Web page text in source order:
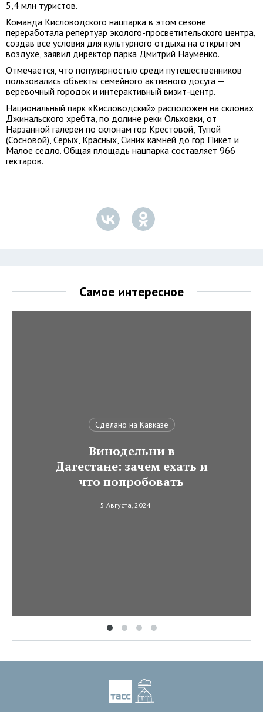
5,4 млн туристов.
Команда Кисловодского нацпарка в этом сезоне
переработала репертуар эколого-просветительского центра,
создав все условия для культурного отдыха на открытом
воздухе, заявил директор парка Дмитрий Науменко.
Отмечается, что популярностью среди путешественников
пользовались объекты семейного активного досуга —
веревочный городок и интерактивный визит-центр.
Национальный парк «Кисловодский» расположен на склонах
Джинальского хребта, по долине реки Ольховки, от
Нарзанной галереи по склонам гор Крестовой, Тупой
(Сосновой), Серых, Красных, Синих камней до гор Пикет и
Малое седло. Общая площадь нацпарка составляет 966
гектаров.
Самое интересное
Сделано на Кавказе
Винодельни в
Дагестане: зачем ехать и
что попробовать
5 Августа, 2024